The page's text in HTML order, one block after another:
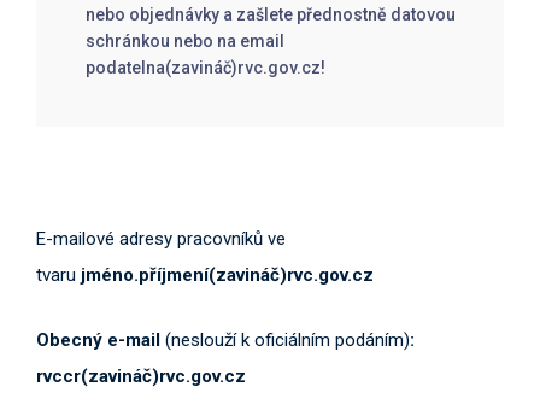
nebo objednávky a zašlete přednostně datovou
schránkou nebo na email
podatelna(zavináč)rvc.gov.cz!
E-mailové adresy pracovníků ve
tvaru jméno.příjmení(zavináč)rvc.gov.cz
Obecný e-mail (neslouží k oficiálním podáním):
rvccr(zavináč)rvc.gov.cz